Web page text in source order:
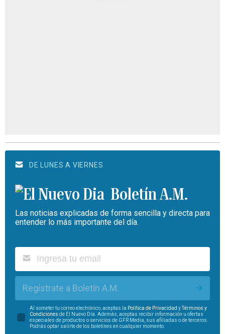
DE LUNES A VIERNES
Boletín A.M.
Las noticias explicadas de forma sencilla y directa para
entender lo más importante del día.
Regístrate a Boletín A.M.
Al someter tu correo electrónico, aceptas la Política de Privacidad yTérminos y
Condiciones de El Nuevo Día. Además, aceptas recibir información u ofertas
especiales de productos o servicios de GFR Media, sus afiliadas o de terceros.
Podrás optar salirte de los boletines en cualquier momento.